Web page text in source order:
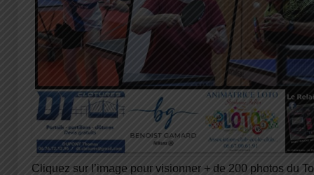
Cliquez sur l’image pour visionner + de 200 photos du